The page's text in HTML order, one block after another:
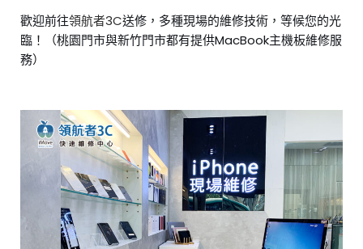
歡迎前往領航者3C送修，多種現場的維修技術，等候您的光
臨！（桃園門市與新竹門市都有提供MacBook主機板維修服
務）